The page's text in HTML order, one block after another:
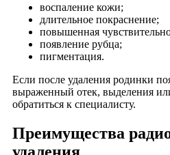
воспаление кожи;
длительное покраснение;
повышенная
появление рубца;
пигментация.
Если после удаления родинки
выраженный отек, выделения
обратиться к специалисту.
Преимущества
удаления